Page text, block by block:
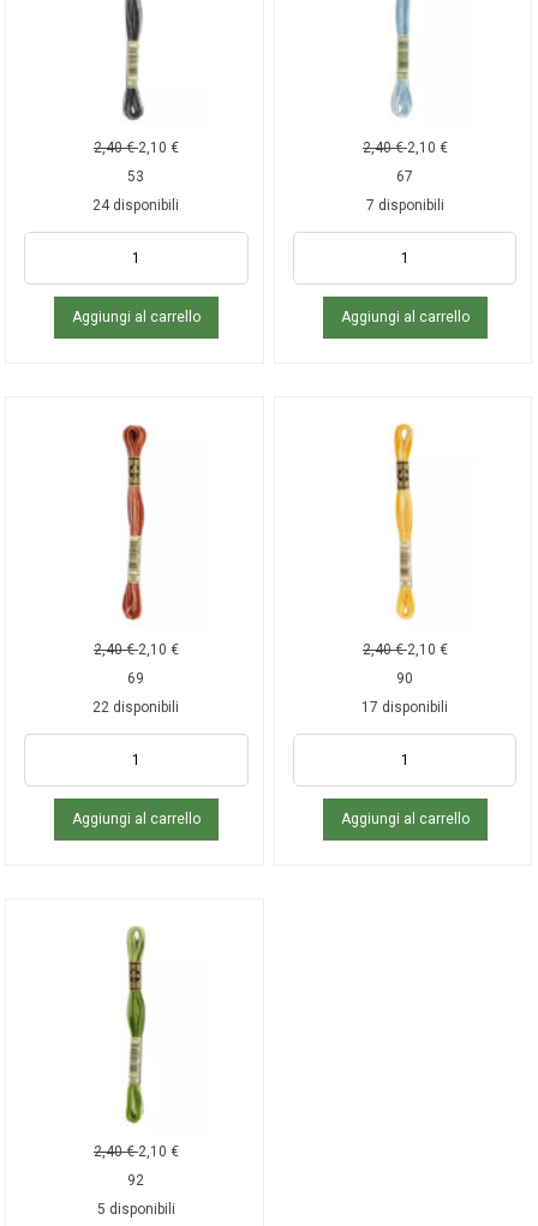
2,40€ 2,10 €
53
24 disponibili
Aggiungi al carrello
2,40€ 2,10 €
67
7 disponibili
Aggiungi al carrello
2,40€ 2,10 €
69
22 disponibili
Aggiungi al carrello
2,40€ 2,10 €
90
17 disponibili
Aggiungi al carrello
2,40€ 2,10 €
92
5 disponibili